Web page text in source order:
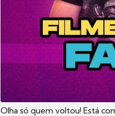
Olha só quem voltou! Está